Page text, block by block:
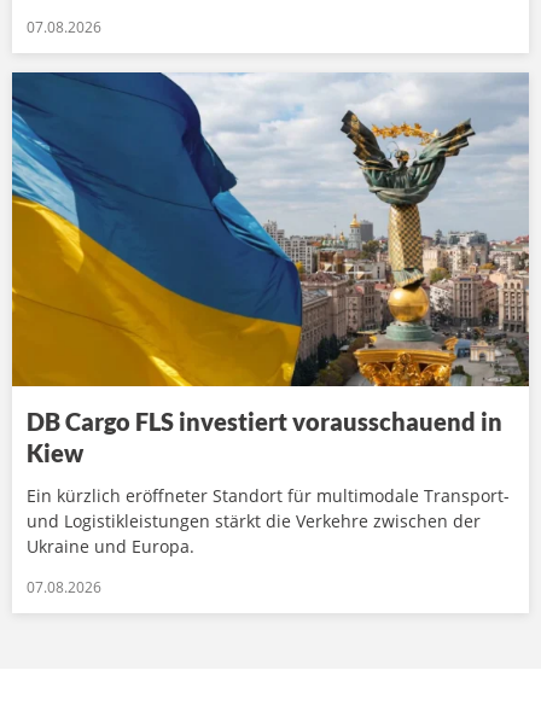
07.08.2026
DB Cargo FLS investiert vorausschauend in
Kiew
Ein kürzlich eröffneter Standort für multimodale Transport-
und Logistikleistungen stärkt die Verkehre zwischen der
Ukraine und Europa.
07.08.2026